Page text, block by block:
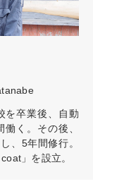
を卒業後、自動
く。その後、
、5年間修行。
」を設立。